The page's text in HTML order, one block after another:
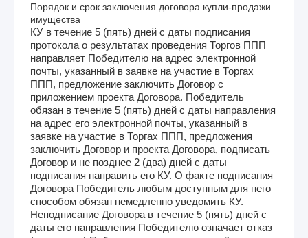
Порядок и срок заключения договора купли-продажи
имущества
КУ в течение 5 (пять) дней с даты подписания
протокола о результатах проведения Торгов ППП
направляет Победителю на адрес электронной
почты, указанный в заявке на участие в Торгах
ППП, предложение заключить Договор с
приложением проекта Договора. Победитель
обязан в течение 5 (пять) дней с даты направления
на адрес его электронной почты, указанный в
заявке на участие в Торгах ППП, предложения
заключить Договор и проекта Договора, подписать
Договор и не позднее 2 (два) дней с даты
подписания направить его КУ. О факте подписания
Договора Победитель любым доступным для него
способом обязан немедленно уведомить КУ.
Неподписание Договора в течение 5 (пять) дней с
даты его направления Победителю означает отказ